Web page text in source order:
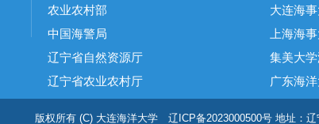
农业农村部
大连海
中国海警局
上海海
辽宁省自然资源厅
集美大
辽宁省农业农村厅
广东海
版权所有 (C) 大连海洋大学 辽ICP备2023000500号 地址：